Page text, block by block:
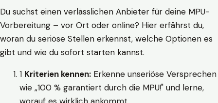
Du suchst einen verlässlichen Anbieter für deine MPU-
Vorbereitung – vor Ort oder online? Hier erfährst du,
woran du seriöse Stellen erkennst, welche Optionen es
gibt und wie du sofort starten kannst.
1 Kriterien kennen: Erkenne unseriöse Versprechen
wie „100 % garantiert durch die MPU!" und lerne,